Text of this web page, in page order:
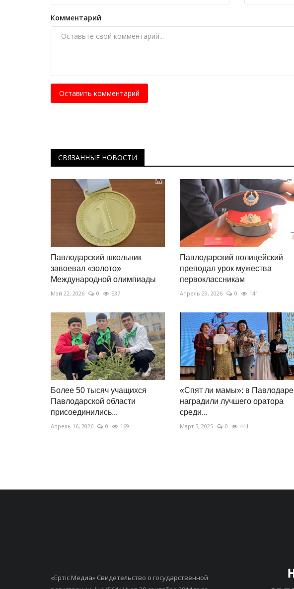
Комментарий
Оставить комментарий
СВЯЗАННЫЕ НОВОСТИ
Павлодарский школьник
завоевал «золото»
Международной олимпиады
Май 22, 2026 0 537
Павлодарский полицейский
преподал урок мужества
первоклассникам
Апрель 29, 2026 0 141
Более 50 тысяч учащихся
Павлодарской области
присоединились...
Апрель 16, 2026 0 169
«Спят ли мамы»: в Павлодаре
наградили лучшего оратора
среди...
Март 5, 2025 0 441
«Ертiс Медиа» Свидетельство о государственной